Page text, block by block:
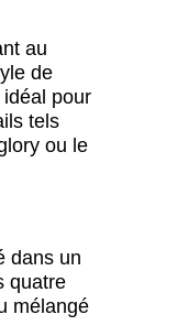
au
de
pour
tels
ou le
dans un
quatre
mélangé